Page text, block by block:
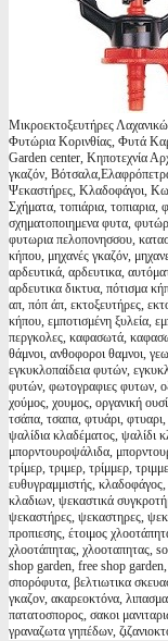
Μικροεκτοξευτήρες
Φυτώρια Κορινθίας, Φυτά
Garden center, Κηποτεχνία
γκαζόν,
Ψεκαστήρες, Κλαδοφάγοι,
Σχήματα, τοπιάρια,
σχηματοποιημενα φυτα,
φυτωρια πελοπονησσου,
κήπου, μηχανές γκαζόν,
αρδευτικά, αρδευτικα,
αρδευτικα δικτυα, πότισμα
απ, πόπ άπ, εκτοξευτήρες,
κήπου, εμποτισμένη ξυλεία,
περγκολες, καφασωτά,
θάμνοι, ανθοφοροι θαμνοι,
εγκυκλοπαίδεια φυτών,
φυτών, φωτογραφιες φυτων,
χούμος, χουμος, οργανική
τσάπα, τσαπα, φτυάρι,
ψαλίδια κλαδέματος, ψαλίδι
μπορντουροψάλιδα,
τρίμερ, τριμερ, τρίμμερ,
ευθυγραμμιστής,
κλαδιων, ψεκαστικά
ψεκαστήρες, ψεκαστηρες,
προπιεσης, έτοιμος
χλοοτάπητας, χλοοταπητας,
shop garden, free shop
σπορόφυτα, βελτιωτικα
γκαζον, ακαρεοκτόνα,
πατατοσπορος, σακοι
γραναζωτα γηπέδων,